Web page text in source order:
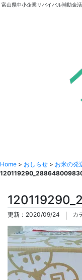
富山県中小企業リバイバル補助金
Home > おしらせ > お米の発
更新：2020/09/24 カ